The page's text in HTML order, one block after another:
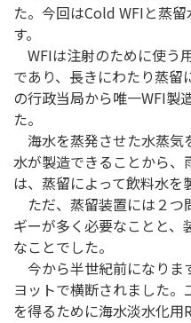
た。今回はCold WFIと蒸
す。
WFIは注射のために使う
であり、長きにわたり蒸留
の行政当局から唯一WFI製
た。
海水を蒸発させた水蒸気
水が製造できることから
は、蒸留によって飲料水を
ただ、蒸留装置には２つ
ギーが多く必要なことと
なことでした。
今から半世紀前になりま
ヨットで横断されました
を得るために海水淡水化用